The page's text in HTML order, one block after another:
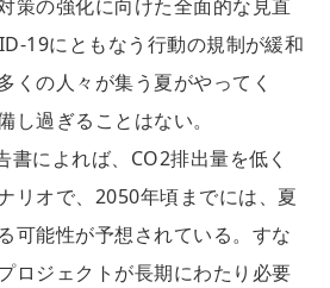
策の強化に向けた全面的な見直
19にともなう行動の規制が緩和
くの人々が集う夏がやってく
し過ぎることはない。
によれば、CO2排出量を低く
リオで、2050年頃までには、夏
可能性が予想されている。すな
ロジェクトが長期にわたり必要